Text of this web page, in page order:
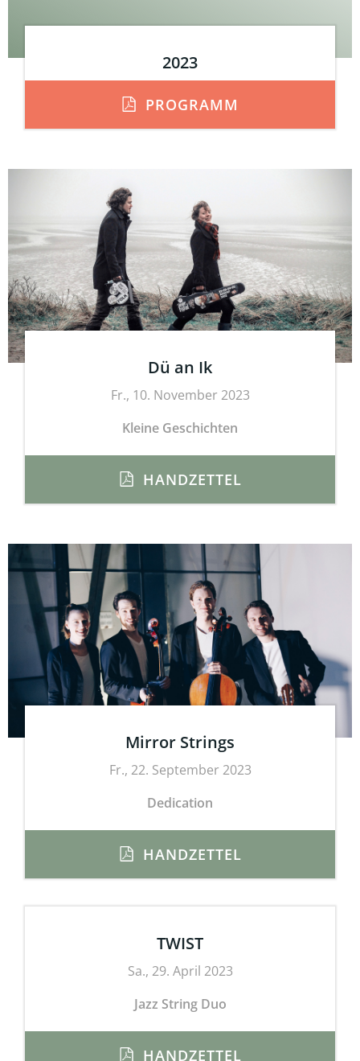
2023
PROGRAMM
Dü an Ik
Fr., 10. November 2023
Kleine Geschichten
HANDZETTEL
Mirror Strings
Fr., 22. September 2023
Dedication
HANDZETTEL
TWIST
Sa., 29. April 2023
Jazz String Duo
HANDZETTEL